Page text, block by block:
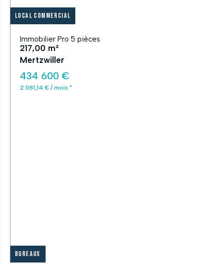
Local commercial
Immobilier Pro 5 pièces
217,00 m²
Mertzwiller
434 600 €
2 081,14 € / mois *
Bureaux